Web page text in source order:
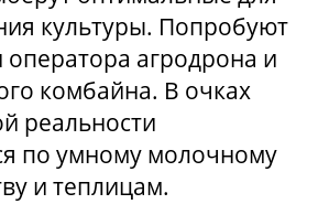
культуры. Попробуют
оператора агродрона и
комбайна. В очках
реальности
по умному молочному
и теплицам.